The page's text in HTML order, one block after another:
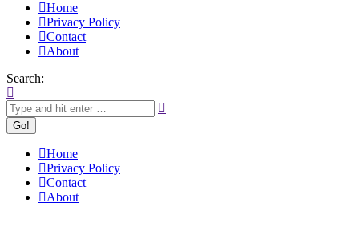
Home
Privacy Policy
Contact
About
Search:
Home
Privacy Policy
Contact
About